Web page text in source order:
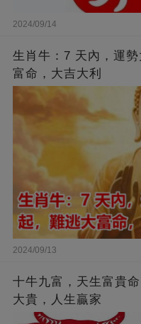
2024/09/14
生肖牛：7 天內，運
富命，大吉大利
2024/09/13
十牛九富，天生富貴
大貴，人生贏家